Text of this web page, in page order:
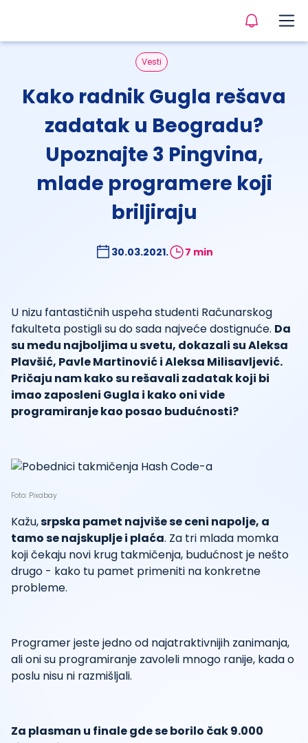
Vesti
Kako radnik Gugla rešava
zadatak u Beogradu?
Upoznajte 3 Pingvina,
mlade programere koji
briljiraju
30.03.2021. 7 min
U nizu fantastičnih uspeha studenti Računarskog
fakulteta postigli su do sada najveće dostignuće. Da
su među najboljima u svetu, dokazali su Aleksa
Plavšić, Pavle Martinović i Aleksa Milisavljević.
Pričaju nam kako su rešavali zadatak koji bi
imao zaposleni Gugla i kako oni vide
programiranje kao posao budućnosti?
Foto: Pixabay
Kažu,srpska pamet najviše se ceni napolje, a
tamo se najskuplje i plaća. Za tri mlada momka
koji čekaju novi krug takmičenja, budućnost je nešto
drugo - kako tu pamet primeniti na konkretne
probleme.
Programer jeste jedno od najatraktivnijih zanimanja,
ali oni su programiranje zavoleli mnogo ranije, kada o
poslu nisu ni razmišljali.
Za plasman u finale gde se borilo čak 9.000